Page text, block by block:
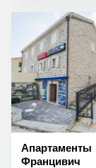
Апартаменты
Францивич